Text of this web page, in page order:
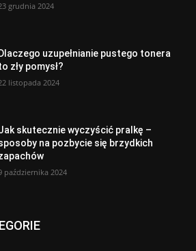
grudnia 2024
Dlaczego uzupełnianie pustego tonera
zły pomysł?
listopada 2024
skutecznie wyczyścić pralkę –
na pozbycie się brzydkich
października 2024